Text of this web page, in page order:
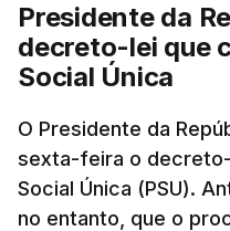
Presidente da
decreto-lei que
Social Única
O Presidente da
sexta-feira o
Social Única (PSU).
no entanto, que o